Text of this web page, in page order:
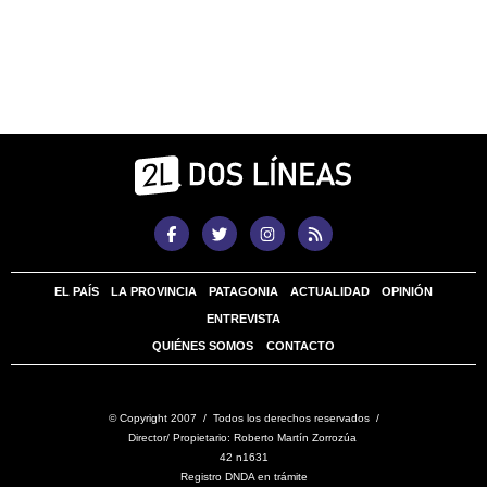
EL PAÍS LA PROVINCIA PATAGONIA ACTUALIDAD OPINIÓN
ENTREVISTA
QUIÉNES SOMOS CONTACTO
© Copyright 2007 / Todos los derechos reservados /
Director/ Propietario: Roberto Martín Zorrozúa
42 n1631
Registro DNDA en trámite